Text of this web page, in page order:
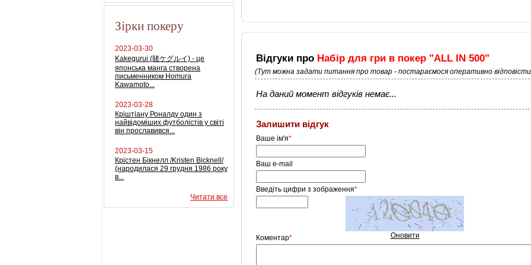
Зірки покеру
2023-03-30
Kakegurui (賭ケグルイ) - це
японська манга створена
письменником Homura
Kawamoto...
2023-03-28
Кріштіану Роналду один з
найвідоміших футболістів у світі
він прославився...
2023-03-15
Крістен Бікнелл /Kristen Bicknell/
(народилася 29 грудня 1986 року
в...
Читати все
Відгуки про Набір для гри в покер "ALL IN 500"
(Тут можна задати питання про товар - постараємося оперативно
На даний момент відгуків немає...
Залишити відгук
Ваше ім'я*
Ваш e-mail
Введіть цифри з зображення*
Оновити
Коментар*